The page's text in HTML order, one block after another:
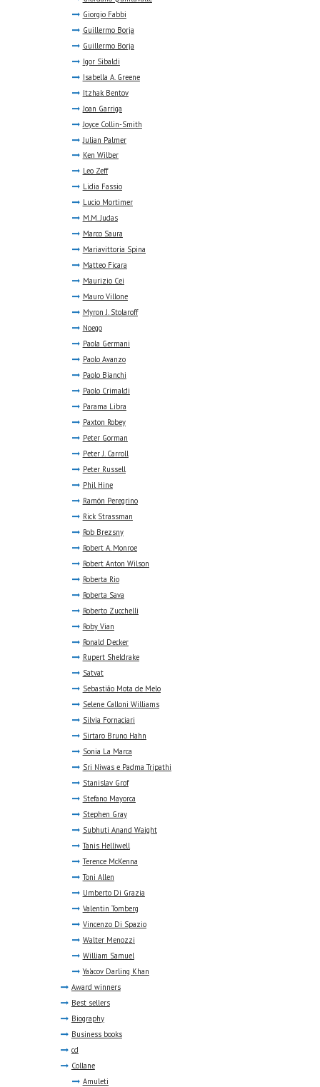
Giorgio Fabbi
Guillermo Borja
Guillermo Borja
Igor Sibaldi
Isabella A. Greene
Itzhak Bentov
Joan Garriga
Joyce Collin-Smith
Julian Palmer
Ken Wilber
Leo Zeff
Lidia Fassio
Lucio Mortimer
M.M. Judas
Marco Saura
Mariavittoria Spina
Matteo Ficara
Maurizio Cei
Mauro Villone
Myron J. Stolaroff
Noego
Paola Germani
Paolo Avanzo
Paolo Bianchi
Paolo Crimaldi
Parama Libra
Paxton Robey
Peter Gorman
Peter J. Carroll
Peter Russell
Phil Hine
Ramón Peregrino
Rick Strassman
Rob Brezsny
Robert A. Monroe
Robert Anton Wilson
Roberta Rio
Roberta Sava
Roberto Zucchelli
Roby Vian
Ronald Decker
Rupert Sheldrake
Satvat
Sebastião Mota de Melo
Selene Calloni Williams
Silvia Fornaciari
Sirtaro Bruno Hahn
Sonia La Marca
Sri Niwas e Padma Tripathi
Stanislav Grof
Stefano Mayorca
Stephen Gray
Subhuti Anand Waight
Tanis Helliwell
Terence McKenna
Toni Allen
Umberto Di Grazia
Valentin Tomberg
Vincenzo Di Spazio
Walter Menozzi
William Samuel
Ya'acov Darling Khan
Award winners
Best sellers
Biography
Business books
cd
Collane
Amuleti